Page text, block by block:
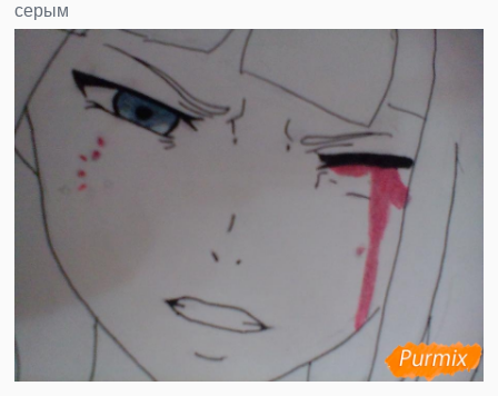
серым